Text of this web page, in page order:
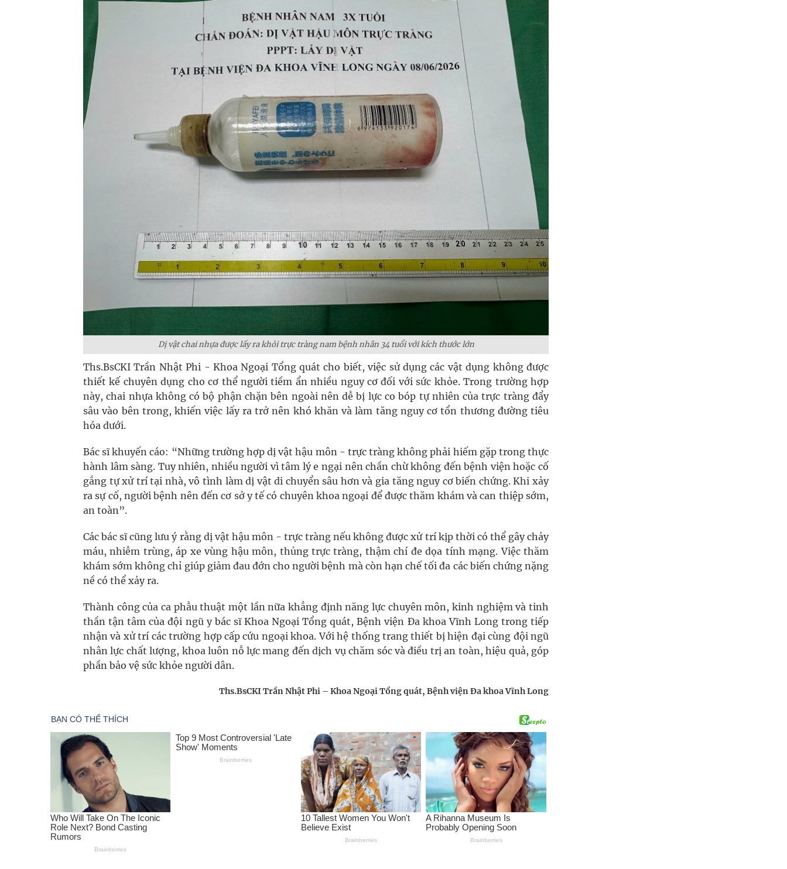
Dị vật chai nhựa được lấy ra khỏi trực tràng nam bệnh nhân 34 tuổi với kích thước lớn
Ths.BsCKI Trần Nhật Phi - Khoa Ngoại Tổng quát cho biết, việc sử dụng các vật dụng không được
thiết kế chuyên dụng cho cơ thể người tiềm ẩn nhiều nguy cơ đối với sức khỏe. Trong trường hợp
này, chai nhựa không có bộ phận chặn bên ngoài nên dễ bị lực co bóp tự nhiên của trực tràng đẩy
sâu vào bên trong, khiến việc lấy ra trở nên khó khăn và làm tăng nguy cơ tổn thương đường tiêu
hóa dưới.
Bác sĩ khuyến cáo: “Những trường hợp dị vật hậu môn - trực tràng không phải hiếm gặp trong thực
hành lâm sàng. Tuy nhiên, nhiều người vì tâm lý e ngại nên chần chừ không đến bệnh viện hoặc cố
gắng tự xử trí tại nhà, vô tình làm dị vật di chuyển sâu hơn và gia tăng nguy cơ biến chứng. Khi xảy
ra sự cố, người bệnh nên đến cơ sở y tế có chuyên khoa ngoại để được thăm khám và can thiệp sớm,
an toàn”.
Các bác sĩ cũng lưu ý rằng dị vật hậu môn - trực tràng nếu không được xử trí kịp thời có thể gây chảy
máu, nhiễm trùng, áp xe vùng hậu môn, thủng trực tràng, thậm chí đe dọa tính mạng. Việc thăm
khám sớm không chỉ giúp giảm đau đớn cho người bệnh mà còn hạn chế tối đa các biến chứng nặng
nề có thể xảy ra.
Thành công của ca phẫu thuật một lần nữa khẳng định năng lực chuyên môn, kinh nghiệm và tinh
thần tận tâm của đội ngũ y bác sĩ Khoa Ngoại Tổng quát, Bệnh viện Đa khoa Vĩnh Long trong tiếp
nhận và xử trí các trường hợp cấp cứu ngoại khoa. Với hệ thống trang thiết bị hiện đại cùng đội ngũ
nhân lực chất lượng, khoa luôn nỗ lực mang đến dịch vụ chăm sóc và điều trị an toàn, hiệu quả, góp
phần bảo vệ sức khỏe người dân.
Ths.BsCKI Trần Nhật Phi – Khoa Ngoại Tổng quát, Bệnh viện Đa khoa Vĩnh Long